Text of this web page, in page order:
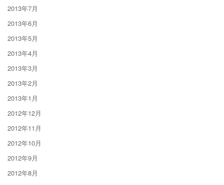
2013年7月
2013年6月
2013年5月
2013年4月
2013年3月
2013年2月
2013年1月
2012年12月
2012年11月
2012年10月
2012年9月
2012年8月